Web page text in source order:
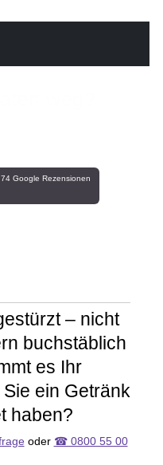
Google Rezensionen
– nicht
buchstäblich
es Ihr
ein Getränk
haben?
oder ☎ 0800 55 00